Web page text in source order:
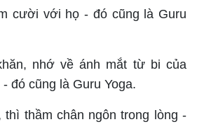
cười với họ - đó cũng là Guru
nhớ về ánh mắt từ bi của
đó cũng là Guru Yoga.
thì thầm chân ngôn trong lòng -